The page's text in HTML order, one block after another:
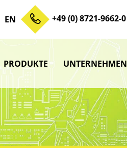
EN +49 (0) 8721-9662-0
Zum Inhalt springen
PRODUKTE UNTERNEHMEN